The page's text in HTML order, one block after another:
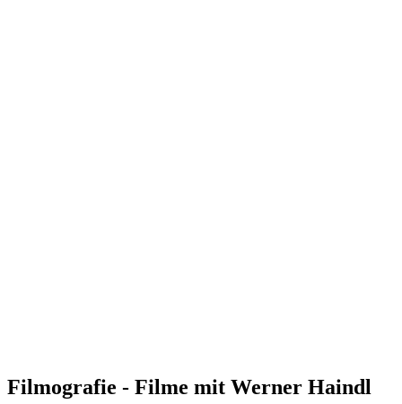
Filmografie - Filme mit Werner Haindl